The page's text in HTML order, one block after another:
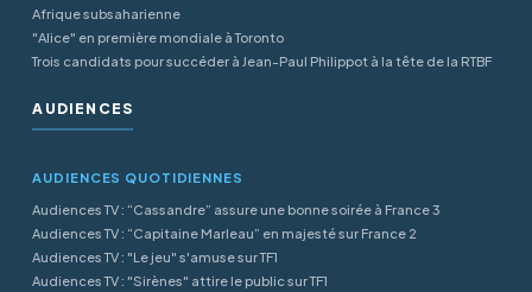
Afrique subsaharienne
"Alice" en première mondiale à Toronto
Trois candidats pour succéder à Jean-Paul Philippot à la tête de la RTBF
AUDIENCES
AUDIENCES QUOTIDIENNES
Audiences TV : “Cassandre” assure une bonne soirée à France 3
Audiences TV : “Capitaine Marleau” en majesté sur France 2
Audiences TV : "Le jeu" s'amuse sur TF1
Audiences TV : "Sirènes" attire le public sur TF1